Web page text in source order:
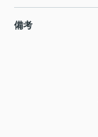
備考